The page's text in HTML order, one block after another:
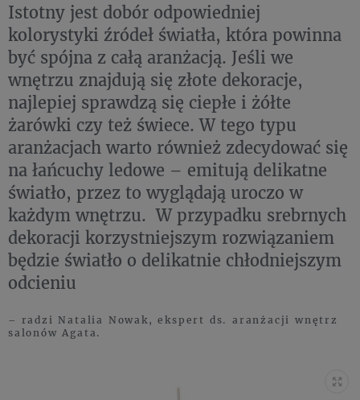
Istotny jest dobór odpowiedniej
kolorystyki źródeł światła, która powinna
być spójna z całą aranżacją. Jeśli we
wnętrzu znajdują się złote dekoracje,
najlepiej sprawdzą się ciepłe i żółte
żarówki czy też świece. W tego typu
aranżacjach warto również zdecydować się
na łańcuchy ledowe – emitują delikatne
światło, przez to wyglądają uroczo w
każdym wnętrzu. W przypadku srebrnych
dekoracji korzystniejszym rozwiązaniem
będzie światło o delikatnie chłodniejszym
odcieniu
– radzi Natalia Nowak, ekspert ds. aranżacji wnętrz
salonów Agata.